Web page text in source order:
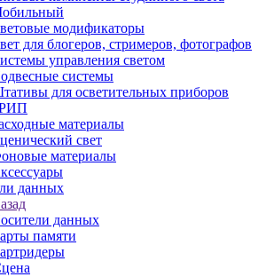
модификаторы
для блогеров, стримеров, фотографов
управления светом
системы
для осветительных приборов
материалы
свет
материалы
данных
данных
памяти